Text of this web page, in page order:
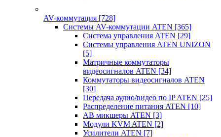
AV-коммутация [728]
Системы AV-коммутации ATEN [365]
Система управления ATEN [29]
Системы управления ATEN UNIZON
[5]
Матричные коммутаторы
видеосигналов ATEN [34]
Коммутаторы видеосигналов ATEN
[30]
Передача аудио/видео по IP ATEN [25]
Распределение питания ATEN [10]
АВ микшеры ATEN [3]
Модули KVM ATEN [2]
Усилители ATEN [7]